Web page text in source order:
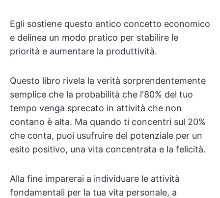
Egli sostiene questo antico concetto economico
e delinea un modo pratico per stabilire le
priorità e aumentare la produttività.
Questo libro rivela la verità sorprendentemente
semplice che la probabilità che l'80% del tuo
tempo venga sprecato in attività che non
contano è alta. Ma quando ti concentri sul 20%
che conta, puoi usufruire del potenziale per un
esito positivo, una vita concentrata e la felicità.
Alla fine imparerai a individuare le attività
fondamentali per la tua vita personale, a